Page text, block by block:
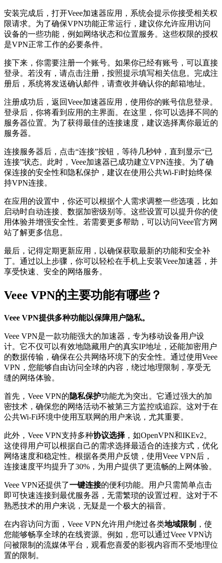
安装完成后，打开Veee加速器应用，系统会提示你接受相关权
限请求。为了确保VPN功能正常运行，建议你允许应用访问
设备的一些功能，例如网络状态和位置服务。这些权限的授权
是VPN正常工作的必要条件。
接下来，你需要注册一个账号。如果你已经有账号，可以直接
登录。若没有，请点击注册，按照提示填写相关信息。完成注
册后，系统将发送确认邮件，请查收并确认你的邮箱地址。
注册成功后，返回Veee加速器应用，使用你的账号信息登录。
登录后，你将看到应用的主界面。在这里，你可以选择不同的
服务器位置。为了获得最佳的连接速度，建议选择离你最近的
服务器。
连接服务器后，点击“连接”按钮，等待几秒钟，直到显示“已
连接”状态。此时，Veee加速器已成功建立VPN连接。为了确
保连接的安全性和隐私保护，建议在使用公共Wi-Fi时始终保
持VPN连接。
在应用的设置中，你还可以根据个人需求调整一些选项，比如
启动时自动连接、数据加密级别等。这些设置可以提升你的使
用体验并增强安全性。若需要更多帮助，可以访问Veee官方网
站了解更多信息。
最后，记得定期更新应用，以确保获取最新的功能和安全补
丁。通过以上步骤，你可以轻松在手机上安装Veee加速器，并
享受快速、安全的网络服务。
Veee VPN的主要功能有哪些？
Veee VPN提供多种功能以保障用户隐私。
Veee VPN是一款功能强大的加速器，专为移动设备用户设
计。它不仅可以有效地隐藏用户的真实IP地址，还能加密用户
的数据传输，确保在公共网络环境下的安全性。通过使用Veee
VPN，您能够自由访问全球的内容，绕过地理限制，享受无
缝的网络体验。
首先，Veee VPN的隐私保护功能尤为突出。它通过强大的加
密技术，确保您的网络活动不被第三方监控或追踪。这对于在
公共Wi-Fi环境中使用互联网的用户来说，尤其重要。
此外，Veee VPN支持多种协议选择 ，如OpenVPN和IKEv2。
这使得用户可以根据自己的需求选择最适合的连接方式，优化
网络速度和稳定性。根据各类用户反馈，使用Veee VPN后，
连接速度平均提升了30%，为用户提供了更流畅的上网体验。
Veee VPN还提供了一键连接的便利功能。用户只需简单点击
即可快速连接到最优服务器，无需繁琐的设置过程。这对于不
熟悉技术的用户来说，无疑是一个极大的福音。
在内容访问方面，Veee VPN允许用户绕过各类地域限制 ，使
您能够畅享全球的在线资源。例如，您可以通过Veee VPN访
问被限制的流媒体平台，观看您喜爱的影视内容而不受地理位
置的限制。